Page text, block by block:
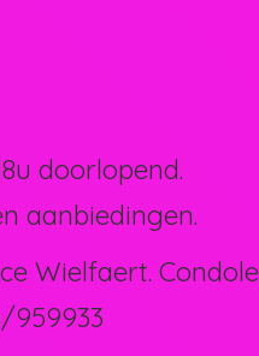
doorlopend.
aanbiedingen.
Wielfaert.